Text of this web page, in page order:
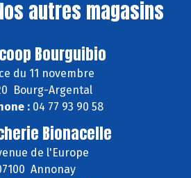
autres magasins
Bourguibio
du 11 novembre
Bourg-Argental
:04 77 93 90 58
Bionacelle
de l'Europe
Annonay